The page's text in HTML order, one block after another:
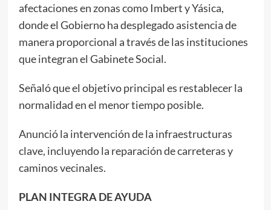
afectaciones en zonas como Imbert y Yásica,
donde el Gobierno ha desplegado asistencia de
manera proporcional a través de las instituciones
que integran el Gabinete Social.
Señaló que el objetivo principal es restablecer la
normalidad en el menor tiempo posible.
Anunció la intervención de la infraestructuras
clave, incluyendo la reparación de carreteras y
caminos vecinales.
PLAN INTEGRA DE AYUDA